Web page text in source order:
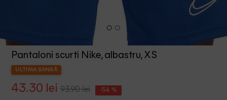
Pantaloni scurti Nike, albastru, XS
ULTIMA ȘANSĂ
43.30 lei 93.90 lei -54 %